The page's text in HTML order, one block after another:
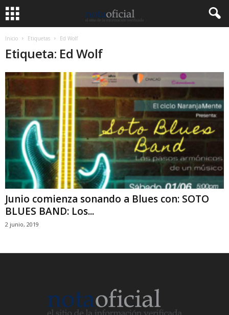
Inicio Etiquetas Ed Wolf
Etiqueta: Ed Wolf
Junio comienza sonando a Blues con: SOTO
BLUES BAND: Los...
2 junio, 2019